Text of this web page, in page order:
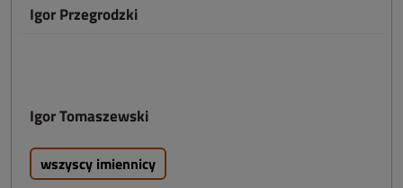
Igor Przegrodzki
Igor Tomaszewski
wszyscy imiennicy